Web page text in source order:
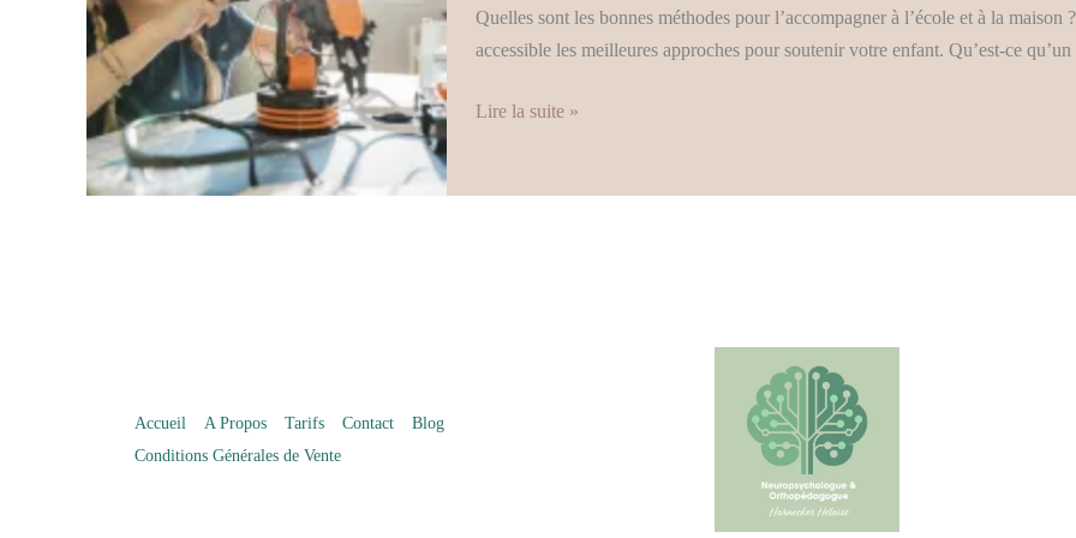
Quelles sont les bonnes méthodes pour l’accompagner à l’école et à la
accessible les meilleures approches pour soutenir votre enfant. Qu’est-ce
Haut
Potentiel
Thérapies
Lire la suite »
Accueil A Propos Tarifs Contact
Blog
Conditions Générales de Vente